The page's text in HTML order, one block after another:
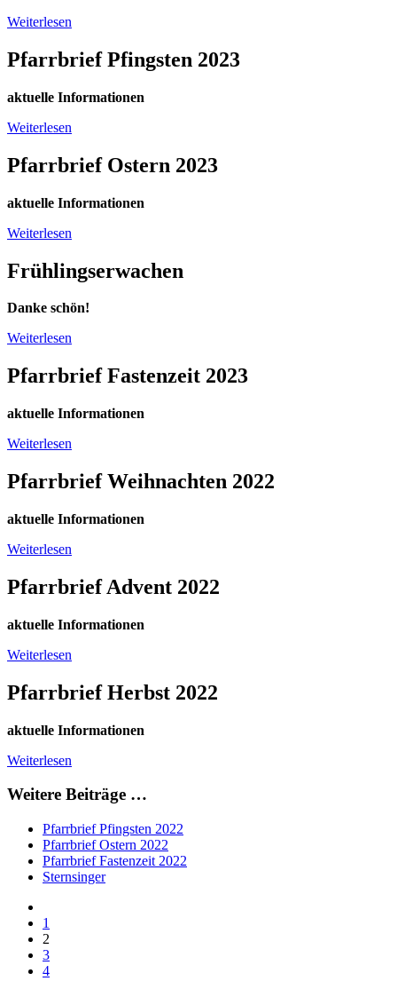
Weiterlesen
Pfarrbrief Pfingsten 2023
aktuelle Informationen
Weiterlesen
Pfarrbrief Ostern 2023
aktuelle Informationen
Weiterlesen
Frühlingserwachen
Danke schön!
Weiterlesen
Pfarrbrief Fastenzeit 2023
aktuelle Informationen
Weiterlesen
Pfarrbrief Weihnachten 2022
aktuelle Informationen
Weiterlesen
Pfarrbrief Advent 2022
aktuelle Informationen
Weiterlesen
Pfarrbrief Herbst 2022
aktuelle Informationen
Weiterlesen
Weitere Beiträge …
Pfarrbrief Pfingsten 2022
Pfarrbrief Ostern 2022
Pfarrbrief Fastenzeit 2022
Sternsinger
1
2
3
4